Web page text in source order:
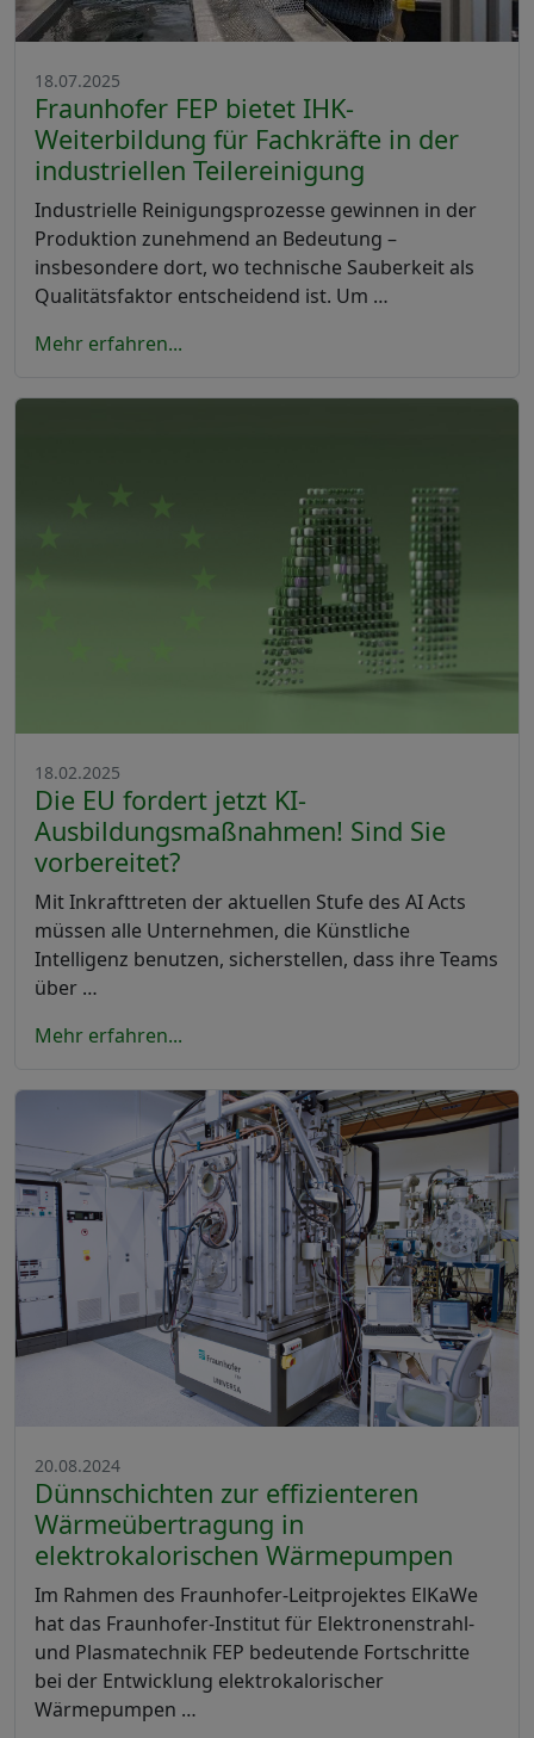
18.07.2025
Fraunhofer FEP bietet IHK-
Weiterbildung für Fachkräfte in der
industriellen Teilereinigung
Industrielle Reinigungsprozesse gewinnen in der
Produktion zunehmend an Bedeutung –
insbesondere dort, wo technische Sauberkeit als
Qualitätsfaktor entscheidend ist. Um …
Mehr erfahren...
18.02.2025
Die EU fordert jetzt KI-
Ausbildungsmaßnahmen! Sind Sie
vorbereitet?
Mit Inkrafttreten der aktuellen Stufe des AI Acts
müssen alle Unternehmen, die Künstliche
Intelligenz benutzen, sicherstellen, dass ihre Teams
über …
Mehr erfahren...
20.08.2024
Dünnschichten zur effizienteren
Wärmeübertragung in
elektrokalorischen Wärmepumpen
Im Rahmen des Fraunhofer-Leitprojektes ElKaWe
hat das Fraunhofer-Institut für Elektronenstrahl-
und Plasmatechnik FEP bedeutende Fortschritte
bei der Entwicklung elektrokalorischer
Wärmepumpen …